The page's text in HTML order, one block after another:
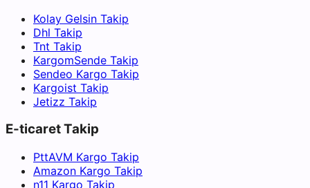
Kolay Gelsin Takip
Dhl Takip
Tnt Takip
KargomSende Takip
Sendeo Kargo Takip
Kargoist Takip
Jetizz Takip
E-ticaret Takip
PttAVM Kargo Takip
Amazon Kargo Takip
n11 Kargo Takip